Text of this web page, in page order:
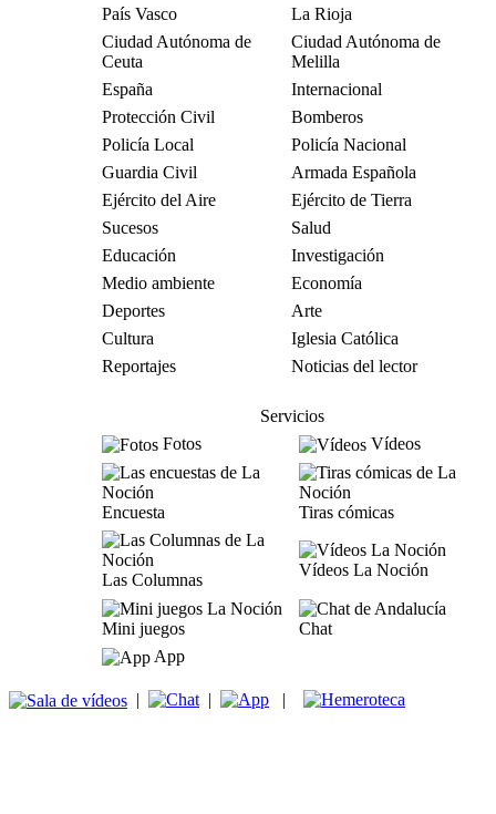
País Vasco
La Rioja
Ciudad Autónoma de
Ceuta
Ciudad Autónoma de
Melilla
España
Internacional
Protección Civil
Bomberos
Policía Local
Policía Nacional
Guardia Civil
Armada Española
Ejército del Aire
Ejército de Tierra
Sucesos
Salud
Educación
Investigación
Medio ambiente
Economía
Deportes
Arte
Cultura
Iglesia Católica
Reportajes
Noticias del lector
Servicios
Fotos
Vídeos
Encuesta Tiras cómicas
Las Columnas
Vídeos La Noción
Mini juegos
Chat
App
| | |